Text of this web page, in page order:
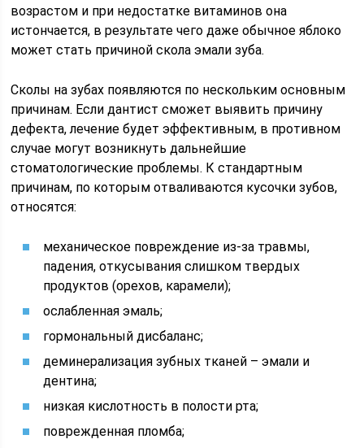
возрастом и при недостатке витаминов она
истончается, в результате чего даже обычное яблоко
может стать причиной скола эмали зуба.
Сколы на зубах появляются по нескольким основным
причинам. Если дантист сможет выявить причину
дефекта, лечение будет эффективным, в противном
случае могут возникнуть дальнейшие
стоматологические проблемы. К стандартным
причинам, по которым отваливаются кусочки зубов,
относятся:
механическое повреждение из-за травмы,
падения, откусывания слишком твердых
продуктов (орехов, карамели);
ослабленная эмаль;
гормональный дисбаланс;
деминерализация зубных тканей – эмали и
дентина;
низкая кислотность в полости рта;
поврежденная пломба;